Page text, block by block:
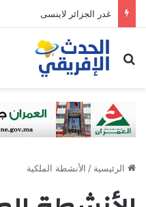
غدر الجزائر لاينسى
ابحث عن
الرئيسية / الأنشطة الملكية